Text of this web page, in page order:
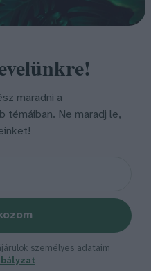
maradni a
témáiban. Ne maradj le,
személyes adataim